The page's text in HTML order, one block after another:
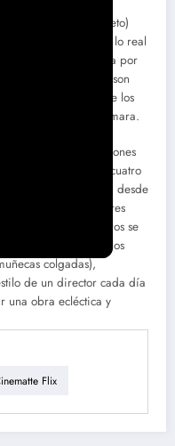
(interpretados por
y Daniela Cometo)
que lo imaginario y lo real
La nostalgia por
del presente son
existenciales que los
gravedad ante la cámara.
en las acciones
dentro de cuatro
una búsqueda lírica desde
que en sus mejores
y poderosa, y en otros se
recurrentes (los
colgadas),
de un director cada día
una obra ecléctica y
Flix